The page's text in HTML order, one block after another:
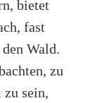
bietet
fast
Wald.
zu
zu sein,